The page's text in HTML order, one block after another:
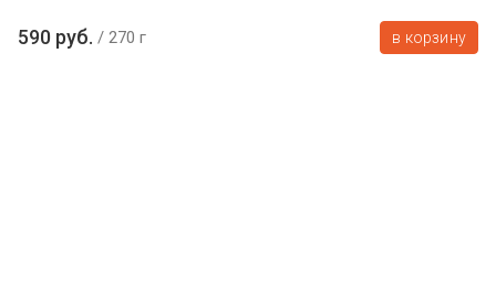
590 руб. 270 г в корзину